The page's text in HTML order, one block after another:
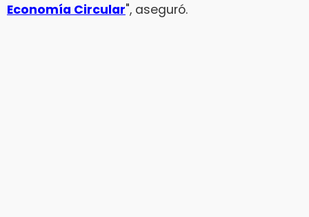
Economía Circular", aseguró.